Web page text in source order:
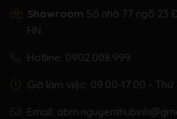
Showroom Số nhà 77 ngõ 23
HN.
Hotline: 0902.008.999
Giờ làm việc: 09:00-17:00 -
Email: